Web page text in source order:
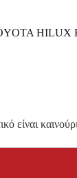
HILUX
είναι